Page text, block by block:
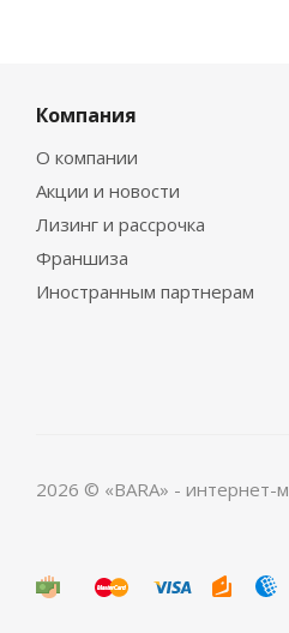
Компания
О компании
Акции и новости
Лизинг и рассрочка
Франшиза
Иностранным партнерам
2026 © «BARA» - интернет-